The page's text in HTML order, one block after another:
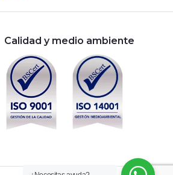
Calidad y medio ambiente